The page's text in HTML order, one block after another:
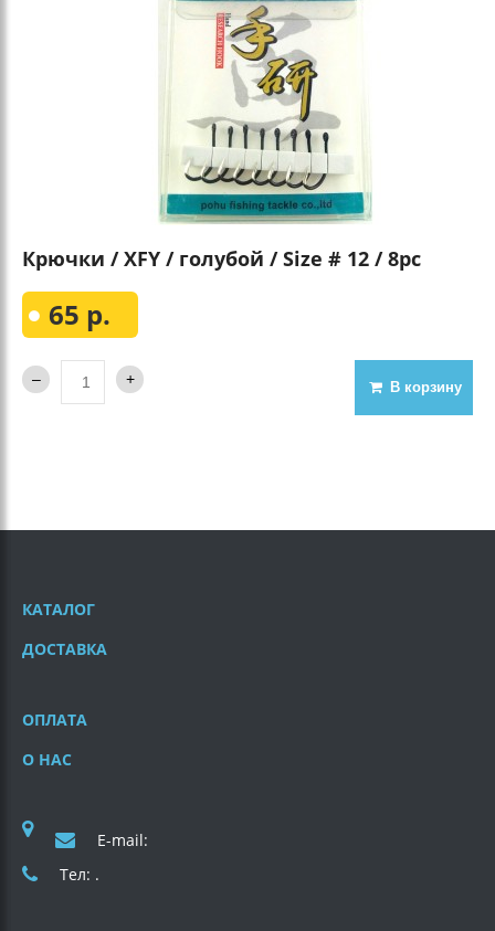
Крючки / XFY / голубой / Size # 12 / 8pc
65 р.
В корзину
КАТАЛОГ
ДОСТАВКА
ОПЛАТА
О НАС
E-mail:
Тел: .